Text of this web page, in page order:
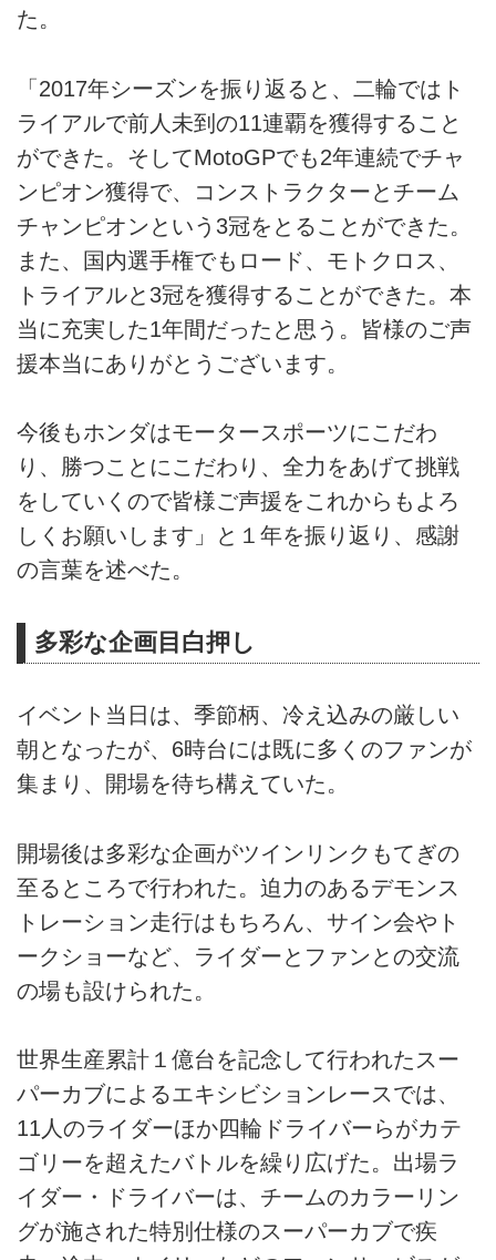
た。
「2017年シーズンを振り返ると、二輪ではト
ライアルで前人未到の11連覇を獲得すること
ができた。そしてMotoGPでも2年連続でチャ
ンピオン獲得で、コンストラクターとチーム
チャンピオンという3冠をとることができた。
また、国内選手権でもロード、モトクロス、
トライアルと3冠を獲得することができた。本
当に充実した1年間だったと思う。皆様のご声
援本当にありがとうございます。
今後もホンダはモータースポーツにこだわ
り、勝つことにこだわり、全力をあげて挑戦
をしていくので皆様ご声援をこれからもよろ
しくお願いします」と１年を振り返り、感謝
の言葉を述べた。
多彩な企画目白押し
イベント当日は、季節柄、冷え込みの厳しい
朝となったが、6時台には既に多くのファンが
集まり、開場を待ち構えていた。
開場後は多彩な企画がツインリンクもてぎの
至るところで行われた。迫力のあるデモンス
トレーション走行はもちろん、サイン会やト
ークショーなど、ライダーとファンとの交流
の場も設けられた。
世界生産累計１億台を記念して行われたスー
パーカブによるエキシビションレースでは、
11人のライダーほか四輪ドライバーらがカテ
ゴリーを超えたバトルを繰り広げた。出場ラ
イダー・ドライバーは、チームのカラーリン
グが施された特別仕様のスーパーカブで疾